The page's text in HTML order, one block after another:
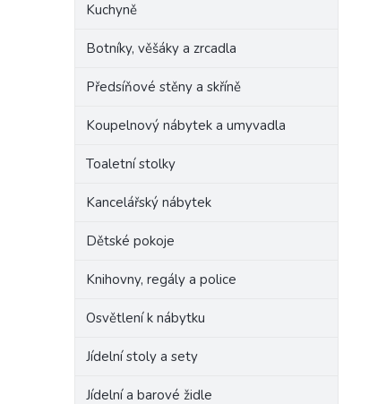
Kuchyně
Botníky, věšáky a zrcadla
Předsíňové stěny a skříně
Koupelnový nábytek a umyvadla
Toaletní stolky
Kancelářský nábytek
Dětské pokoje
Knihovny, regály a police
Osvětlení k nábytku
Jídelní stoly a sety
Jídelní a barové židle